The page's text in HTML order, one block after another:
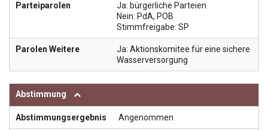
Parteiparolen
Ja: bürgerliche Parteien
Nein: PdA, POB
Stimmfreigabe: SP
Parolen Weitere
Ja: Aktionskomitee für eine sichere
Wasserversorgung
Abstimmung
Abstimmungsergebnis Angenommen